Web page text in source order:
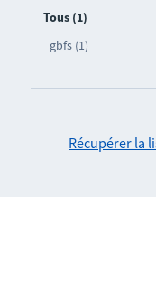
Tous (1)
gbfs (1)
Récupérer la